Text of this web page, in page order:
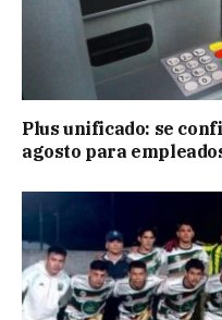
Plus unificado: se
agosto para